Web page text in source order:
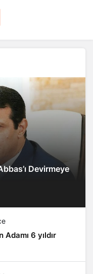
Devirmeye
6 yıldır